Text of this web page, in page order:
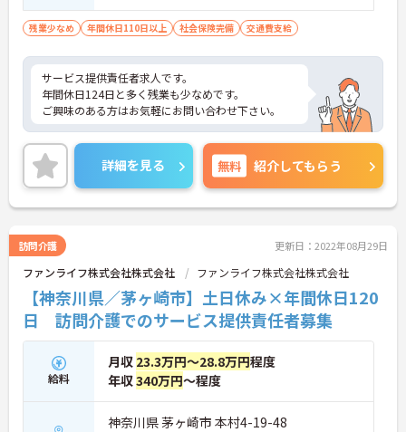
残業少なめ 年間休日110日以上 社会保険完備 交通費支給
サービス提供責任者求人です。
年間休日124日と多く残業も少なめです。
ご興味のある方はお気軽にお問い合わせ下さい。
詳細を見る 無料 紹介してもらう
訪問介護 更新日：2022年08月29日
ファンライフ株式会社株式会社 ファンライフ株式会社株式会社
【神奈川県／茅ヶ崎市】土日休み×年間休日120
日 訪問介護でのサービス提供責任者募集
給料
月収 23.3万円～28.8万円程度
年収340万円～程度
神奈川県 茅ヶ崎市 本村4-19-48